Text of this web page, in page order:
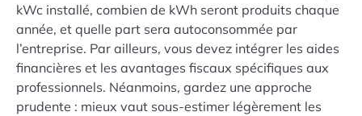
kWc installé, combien de kWh seront produits chaque
année, et quelle part sera autoconsommée par
l’entreprise. Par ailleurs, vous devez intégrer les aides
financières et les avantages fiscaux spécifiques aux
professionnels. Néanmoins, gardez une approche
prudente : mieux vaut sous-estimer légèrement les